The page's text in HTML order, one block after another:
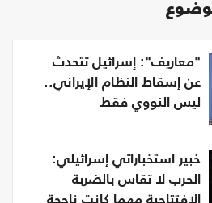
"معاريف": إسرائيل تتحدث
عن إسقاط النظام الإيراني..
ليس النووي فقط
خبير استخباراتي إسرائيلي:
الحرب لا تقاس بالضربة
الافتتاحية مهما كانت ناجحة